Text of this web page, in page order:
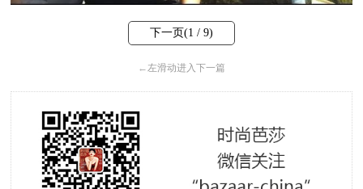
下一页(1 / 9)
←左滑动进入下一篇